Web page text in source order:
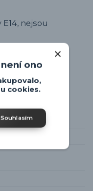
nejsou
ono
cookies.
Souhlasím